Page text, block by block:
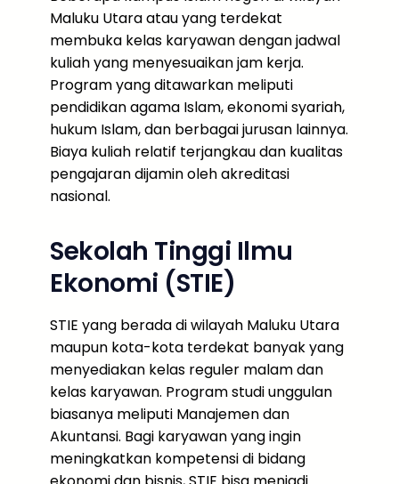
Maluku Utara atau yang terdekat
membuka kelas karyawan dengan jadwal
kuliah yang menyesuaikan jam kerja.
Program yang ditawarkan meliputi
pendidikan agama Islam, ekonomi syariah,
hukum Islam, dan berbagai jurusan lainnya.
Biaya kuliah relatif terjangkau dan kualitas
pengajaran dijamin oleh akreditasi
nasional.
Sekolah Tinggi Ilmu
Ekonomi (STIE)
STIE yang berada di wilayah Maluku Utara
maupun kota-kota terdekat banyak yang
menyediakan kelas reguler malam dan
kelas karyawan. Program studi unggulan
biasanya meliputi Manajemen dan
Akuntansi. Bagi karyawan yang ingin
meningkatkan kompetensi di bidang